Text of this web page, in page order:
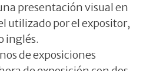
presentación visual en
utilizado por el expositor,
inglés.
de exposiciones